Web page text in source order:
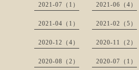
2021-07（1） 2021-06（4）
2021-04（1） 2021-02（5）
2020-12（4） 2020-11（2）
2020-08（2） 2020-07（1）